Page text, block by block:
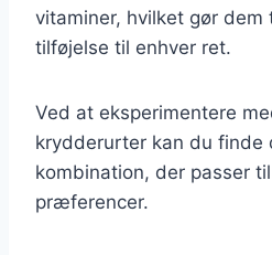
vitaminer, hvilket gør dem
tilføjelse til enhver ret.
Ved at eksperimentere
krydderurter kan du finde
kombination, der passer
præferencer.